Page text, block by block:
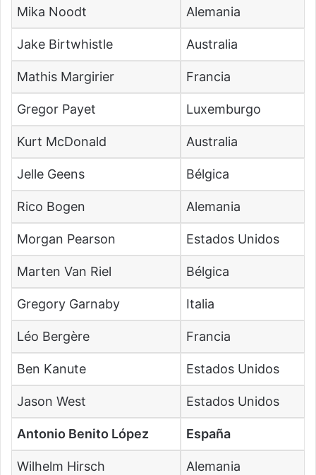
Mika Noodt Alemania
Jake Birtwhistle Australia
Mathis Margirier Francia
Gregor Payet Luxemburgo
Kurt McDonald Australia
Jelle Geens Bélgica
Rico Bogen Alemania
Morgan Pearson Estados Unidos
Marten Van Riel Bélgica
Gregory Garnaby Italia
Léo Bergère Francia
Ben Kanute Estados Unidos
Jason West Estados Unidos
Antonio Benito López España
Wilhelm Hirsch Alemania